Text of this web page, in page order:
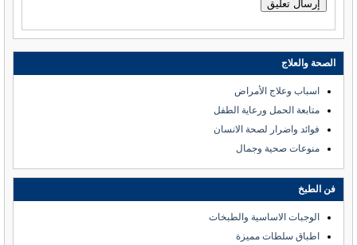
الصحة والعلاج
اسباب وعلاج الأمراض
متابعة الحمل ورعاية الطفل
فوائد واضرار لصحة الانسان
منوعات صحية وجمال
فن الطبخ
الوجبات الاساسية والطبخات
اطباق سلطات مميزة